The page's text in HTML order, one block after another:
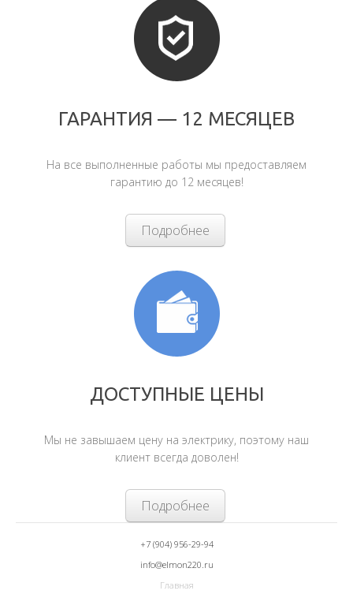
ГАРАНТИЯ — 12 МЕСЯЦЕВ
На все выполненные работы мы предоставляем
гарантию до 12 месяцев!
Подробнее
ДОСТУПНЫЕ ЦЕНЫ
Мы не завышаем цену на электрику, поэтому наш
клиент всегда доволен!
Подробнее
+7 (904) 956-29-94
info@elmon220.ru
Главная